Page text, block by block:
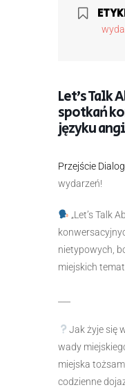
Let’s Talk
spotkań
języku
Przejście
wydarzeń!
„Let’s Talk
nietypowych,
miejskich
Jak żyje się
wady
miejska
codzienne